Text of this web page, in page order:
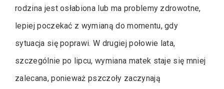
rodzina jest osłabiona lub ma problemy zdrowotne,
lepiej poczekać z wymianą do momentu, gdy
sytuacja się poprawi. W drugiej połowie lata,
szczególnie po lipcu, wymiana matek staje się mniej
zalecana, ponieważ pszczoły zaczynają